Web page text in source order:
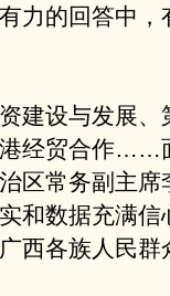
力的回答中，
设与发展、
经贸合作……
区常务副主席
和数据充满信
西各族人民群